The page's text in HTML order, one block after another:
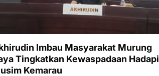
Imbau Masyarakat Murung
Tingkatkan Kewaspadaan Hadapi
Kemarau